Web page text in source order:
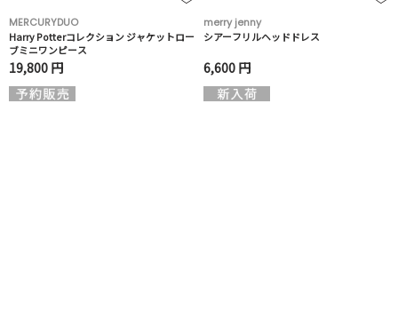
MERCURYDUO
Harry Potterコレクション ジャケットロー
ブミニワンピース
19,800 円
merry jenny
シアーフリルヘッドドレス
6,600 円